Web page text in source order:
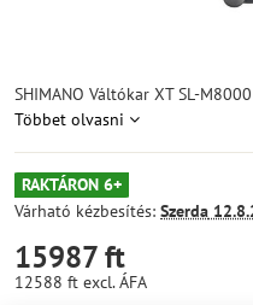
SHIMANO Váltókar XT SL-
Többet olvasni
RAKTÁRON 6+
Várható kézbesítés: Szerda
15987 ft
12588 ft excl. ÁFA